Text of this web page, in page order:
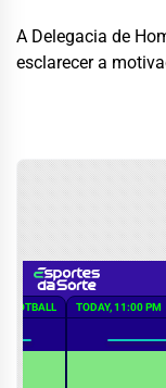
A Delegacia de
esclarecer a